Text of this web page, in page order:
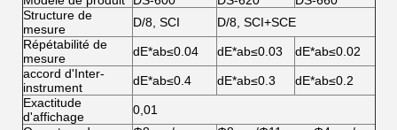
Structure de
mesure
D/8, SCI
D/8, SCI+SCE
Répétabilité de
mesure
dE*ab≤0.04 dE*ab≤0.03
dE*ab≤0.02
accord d'Inter-
instrument
dE*ab≤0.4 dE*ab≤0.3
dE*ab≤0.2
Exactitude
d'affichage
0,01